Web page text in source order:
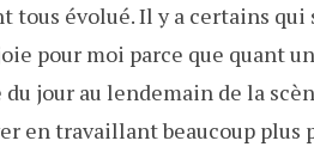
évolué. Il y a certains qui
pour moi parce que quant
jour au lendemain de la
en travaillant beaucoup plus